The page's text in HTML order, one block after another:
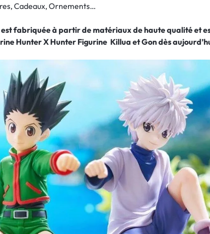
Cadeaux, Ornements…
est fabriquée à partir de matériaux de haute qualité et
Hunter X Hunter Figurine Killua et Gondès